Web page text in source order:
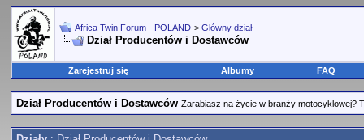
Africa Twin Forum - POLAND > Główny dział
Dział Producentów i Dostawców
Zarejestruj się Albumy FAQ
Dział Producentów i Dostawców Zarabiasz na życie w branży motocyklowej?